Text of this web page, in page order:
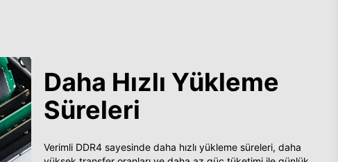
Daha Hızlı Yükleme
Süreleri
Verimli DDR4 sayesinde daha hızlı yükleme süreleri, daha